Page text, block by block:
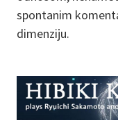
spontanim
dimenziju.